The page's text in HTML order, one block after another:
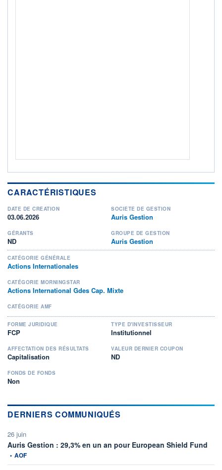
CARACTÉRISTIQUES
DATE DE CRÉATION
03.06.2026
SOCIÉTÉ DE GESTION
Auris Gestion
GÉRANTS
ND
GROUPE DE GESTION
Auris Gestion
CATÉGORIE GÉNÉRALE
Actions Internationales
CATÉGORIE MORNINGSTAR
Actions International Gdes Cap. Mixte
CATÉGORIE AMF
FORME JURIDIQUE
FCP
TYPE D'INVESTISSEUR
Institutionnel
AFFECTATION DES RÉSULTATS
Capitalisation
VALEUR DERNIER COUPON
ND
FONDS DE FONDS
Non
DERNIERS COMMUNIQUÉS
26 juin
Auris Gestion : 29,3% en un an pour European Shield Fund
• AOF